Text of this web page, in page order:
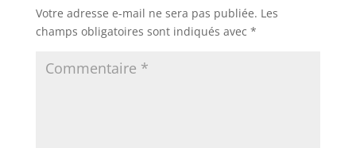
Votre adresse e-mail ne sera pas publiée. Les
champs obligatoires sont indiqués avec *